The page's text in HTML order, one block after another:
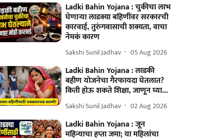
Ladki Bahin Yojana : चुकीचा लाभ
घेणार्‍या लाडक्या बहि‍णींवर सरकारची
कारवाई, तुरुंगवासाची शक्यता, वाचा
नेमकं कारण
Sakshi Sunil Jadhav 05 Aug 2026
Ladki Bahin Yojana : लाडकी
बहीण योजनेचा गैरफायदा घेतलात?
किती होऊ शकते शिक्षा, जाणून घ्या...
Sakshi Sunil Jadhav 02 Aug 2026
Ladki Bahin Yojana : जून
महिन्याचा हप्ता जमा; या महिलांचा